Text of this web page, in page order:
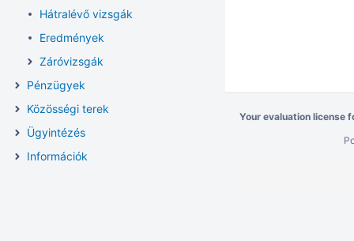
Hátralévő vizsgák
Eredmények
Záróvizsgák
Pénzügyek
Közösségi terek
Ügyintézés
Információk
Your evaluation license